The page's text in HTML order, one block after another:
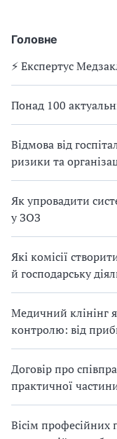
Головне
⚡️ Експертус
Понад 100
Відмова від
ризики та
Як упровадити
у ЗОЗ
Які комісії
й господарську
Медичний клінінг
контролю: від
Договір про
практичної
Вісім професійних